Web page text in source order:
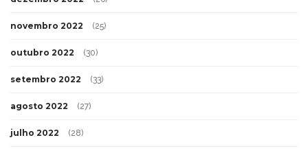
novembro 2022 (25)
outubro 2022 (30)
setembro 2022 (33)
agosto 2022 (27)
julho 2022 (28)